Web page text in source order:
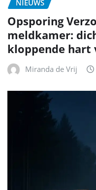
NIEUWS
Opsporing
meldkamer:
kloppende hart
Miranda de Vrij